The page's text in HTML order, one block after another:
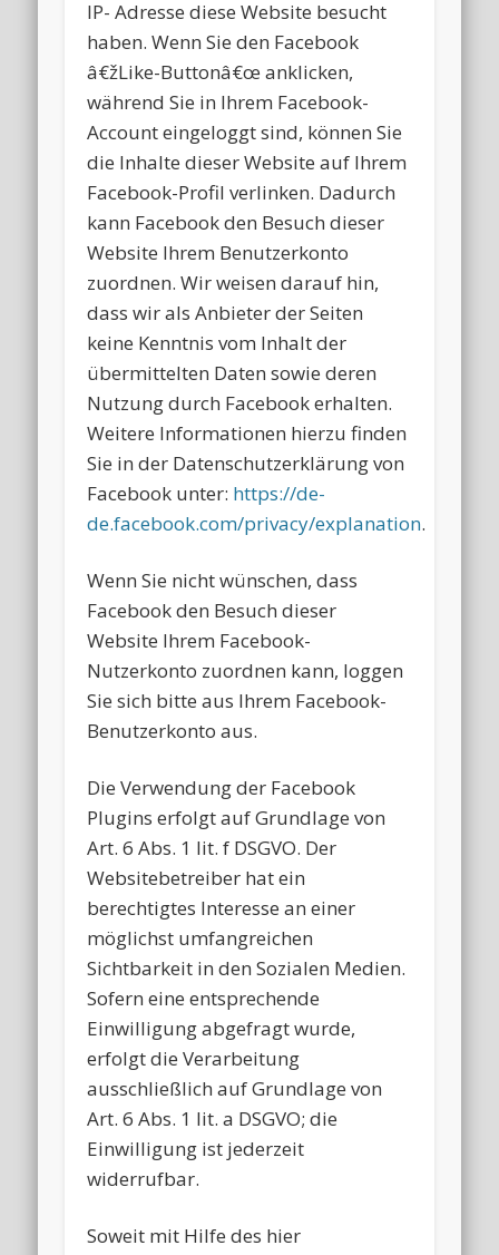
IP- Adresse diese Website besucht
haben. Wenn Sie den Facebook
â€žLike-Buttonâ€œ anklicken,
während Sie in Ihrem Facebook-
Account eingeloggt sind, können Sie
die Inhalte dieser Website auf Ihrem
Facebook-Profil verlinken. Dadurch
kann Facebook den Besuch dieser
Website Ihrem Benutzerkonto
zuordnen. Wir weisen darauf hin,
dass wir als Anbieter der Seiten
keine Kenntnis vom Inhalt der
übermittelten Daten sowie deren
Nutzung durch Facebook erhalten.
Weitere Informationen hierzu finden
Sie in der Datenschutzerklärung von
Facebook unter: https://de-
de.facebook.com/privacy/explanation.
Wenn Sie nicht wünschen, dass
Facebook den Besuch dieser
Website Ihrem Facebook-
Nutzerkonto zuordnen kann, loggen
Sie sich bitte aus Ihrem Facebook-
Benutzerkonto aus.
Die Verwendung der Facebook
Plugins erfolgt auf Grundlage von
Art. 6 Abs. 1 lit. f DSGVO. Der
Websitebetreiber hat ein
berechtigtes Interesse an einer
möglichst umfangreichen
Sichtbarkeit in den Sozialen Medien.
Sofern eine entsprechende
Einwilligung abgefragt wurde,
erfolgt die Verarbeitung
ausschließlich auf Grundlage von
Art. 6 Abs. 1 lit. a DSGVO; die
Einwilligung ist jederzeit
widerrufbar.
Soweit mit Hilfe des hier